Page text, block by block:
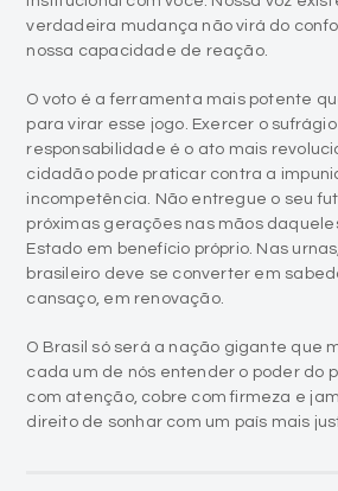
verdadeira mudança não virá do
nossa capacidade de reação.
O voto é a ferramenta mais potente
para virar esse jogo. Exercer o
responsabilidade é o ato mais
cidadão pode praticar contra a
incompetência. Não entregue o seu
próximas gerações nas mãos
Estado em benefício próprio. Nas
brasileiro deve se converter em
cansaço, em renovação.
O Brasil só será a nação gigante que
cada um de nós entender o poder do
com atenção, cobre com firmeza e
direito de sonhar com um país mais